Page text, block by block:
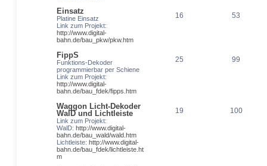
Einsatz
Platine Einsatz
Link zum Projekt:
http://www.digital-
bahn.de/bau_pkw/pkw.htm
16 53
FippS
Funktions-Dekoder
programmierbar per Schiene
Link zum Projekt:
http://www.digital-
bahn.de/bau_fdek/fipps.htm
25 99
Waggon Licht-Dekoder
WalD und Lichtleiste
Link zum Projekt:
WalD: http://www.digital-
bahn.de/bau_wald/wald.htm
Lichtleiste: http://www.digital-
bahn.de/bau_fdek/lichtleiste.ht
m
19 100